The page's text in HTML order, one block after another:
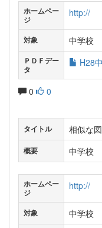
ホームペー
ジ
http://
対象 中学校
ＰＤＦデー
タ
H28
0 0
タイトル 相似な
概要 中学校
ホームペー
ジ
http://
対象 中学校